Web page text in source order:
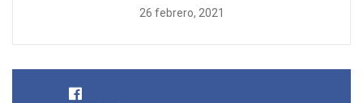
26 febrero, 2021